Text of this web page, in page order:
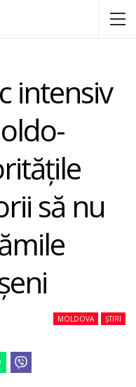
intensiv
să nu
MOLDOVA ȘTIRI